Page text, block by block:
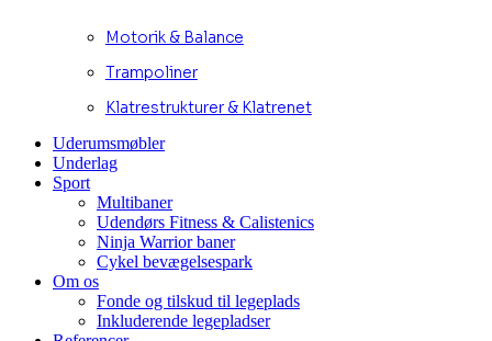
Motorik & Balance
Trampoliner
Klatrestrukturer & Klatrenet
Uderumsmøbler
Underlag
Sport
Multibaner
Udendørs Fitness & Calistenics
Ninja Warrior baner
Cykel bevægelsespark
Om os
Fonde og tilskud til legeplads
Inkluderende legepladser